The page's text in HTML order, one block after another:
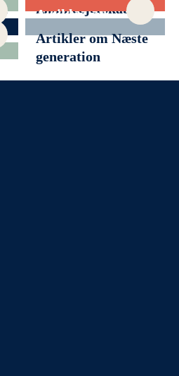
familieejerskab
Artikler om
Filantropi
Artikler om Næste
generation